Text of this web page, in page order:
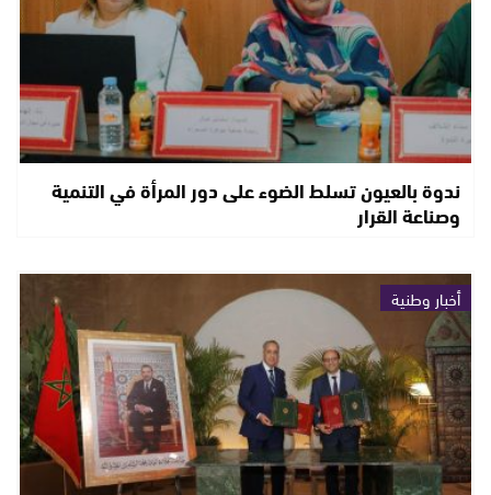
ندوة بالعيون تسلط الضوء على دور المرأة في التنمية
وصناعة القرار
أخبار وطنية